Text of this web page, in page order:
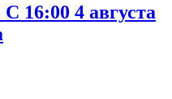
16:00 4 августа